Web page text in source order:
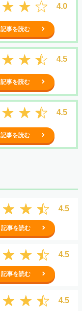
4.0
記事を読む
4.5
記事を読む
4.5
記事を読む
4.5
記事を読む
4.5
記事を読む
4.5